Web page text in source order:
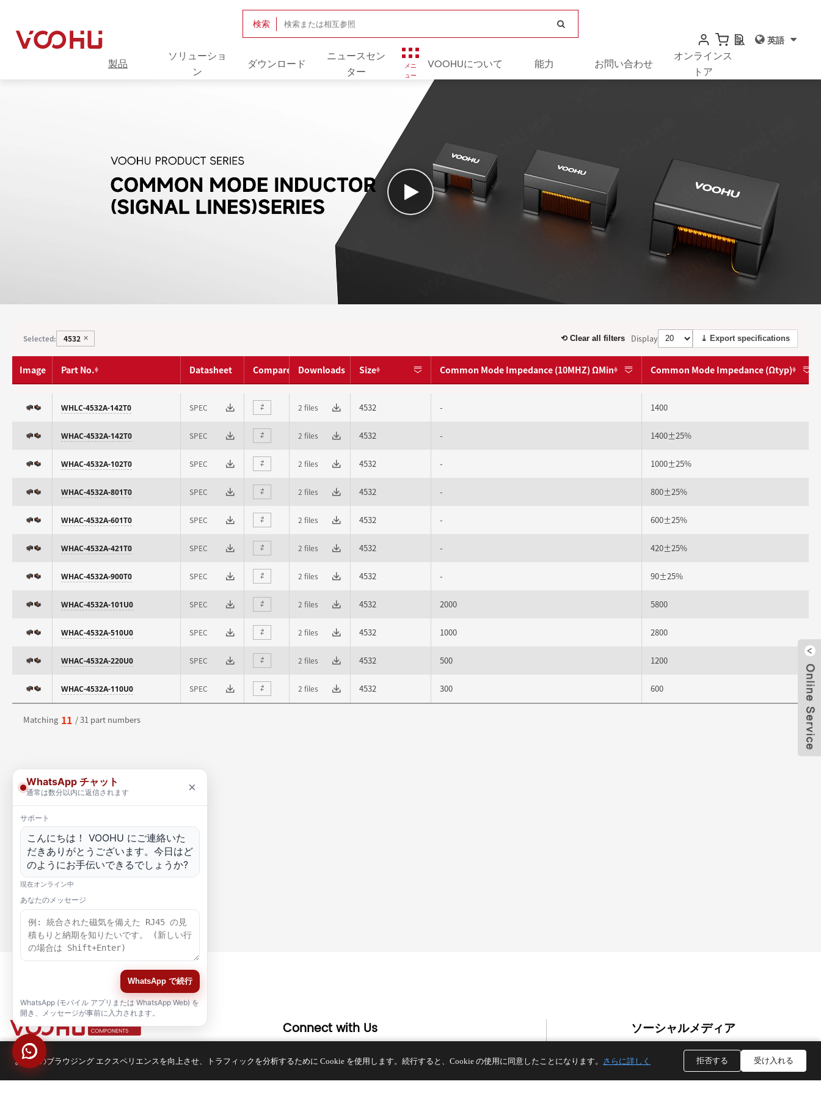
検索
製品
ソリューショ
ン
ダウンロード
ニュースセン
ター
メニ
ュー
VOOHUについて 能力 お問い合わせ
オンラインス
トア
英語
Selected: 4532 ✕ ⟲ Clear all filters Display ⤓ Export specifications
Image Part No. Datasheet Compare Downloads Size Common Mode Impedance (10MHZ) ΩMin Common Mode Impedance (Ωtyp)
WHLC-4532A-142T0 SPEC ⇄ 2 files 4532 - 1400
WHAC-4532A-142T0 SPEC ⇄ 2 files 4532 - 1400±25%
WHAC-4532A-102T0 SPEC ⇄ 2 files 4532 - 1000±25%
WHAC-4532A-801T0 SPEC ⇄ 2 files 4532 - 800±25%
WHAC-4532A-601T0 SPEC ⇄ 2 files 4532 - 600±25%
WHAC-4532A-421T0 SPEC ⇄ 2 files 4532 - 420±25%
WHAC-4532A-900T0 SPEC ⇄ 2 files 4532 - 90±25%
WHAC-4532A-101U0 SPEC ⇄ 2 files 4532 2000 5800
WHAC-4532A-510U0 SPEC ⇄ 2 files 4532 1000 2800
WHAC-4532A-220U0 SPEC ⇄ 2 files 4532 500 1200
WHAC-4532A-110U0 SPEC ⇄ 2 files 4532 300 600
Matching 11 / 31 part numbers
Connect with Us
13階、ビルG、開平ビジネスセンター、No. 11666 East Taihu
Avenue、呉江区、蘇州市、江蘇省、中国
ソーシャルメディア
お客様のブラウジング エクスペリエンスを向上させ、トラフィックを分析するために Cookie を使用します。続行すると、Cookie の使用に同意したことになります。 さらに詳しく 拒否する 受け入れる
WhatsApp チャット
通常は数分以内に返信されます ×
サポート
こんにちは！ VOOHU にご連絡いた
だきありがとうございます。今日はど
のようにお手伝いできるでしょうか?
現在オンライン中
あなたのメッセージ
WhatsApp で続行
WhatsApp (モバイル アプリまたは WhatsApp Web) を
開き、メッセージが事前に入力されます。
閉